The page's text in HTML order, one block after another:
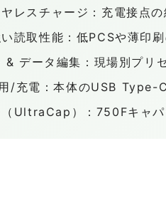
レスチャージ：充電接点
読取性能：低PCSや薄印
& データ編集：現場別プリ
/充電：本体のUSB Type-C
UltraCap）：750Fキャパ